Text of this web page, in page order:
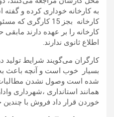
به کارخانه خوداری کرده و
کارخانه بجز 15
کارخانه را بر عهده دارند
اطلاع ثانوی ندارند.
کارگران می‌گویند شرایط تولید
بسیار خوب است و آنچه باعث
شده است وصول نشدن مطالبات
همانند استانداری ،شهرداری
خوردن قرار داد فروش با